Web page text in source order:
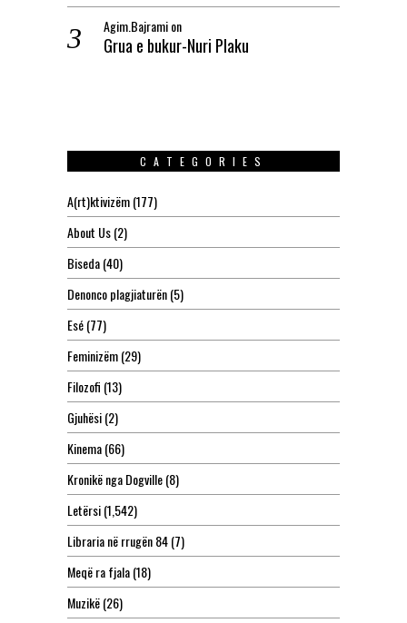
Agim.Bajramion
Grua e bukur-Nuri Plaku
CATEGORIES
A(rt)ktivizëm(177)
About Us(2)
Biseda(40)
Denonco plagjiaturën(5)
Esé(77)
Feminizëm(29)
Filozofi (13)
Gjuhësi(2)
Kinema(66)
Kronikë nga Dogville(8)
Letërsi(1,542)
Libraria në rrugën 84(7)
Meqë ra fjala(18)
Muzikë(26)